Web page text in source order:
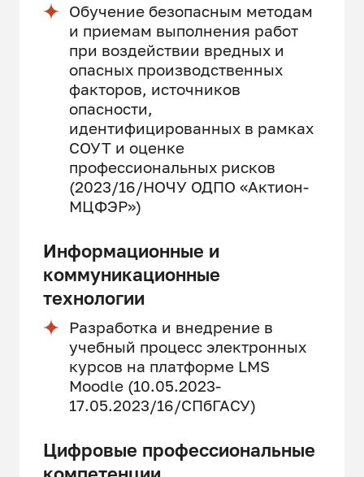
Обучение безопасным методам
и приемам выполнения работ
при воздействии вредных и
опасных производственных
факторов, источников
опасности,
идентифицированных в рамках
СОУТ и оценке
профессиональных рисков
(2023/16/НОЧУ ОДПО «Актион-
МЦФЭР»)
Информационные и
коммуникационные
технологии
Разработка и внедрение в
учебный процесс электронных
курсов на платформе LMS
Moodle (10.05.2023-
17.05.2023/16/СПбГАСУ)
Цифровые профессиональные